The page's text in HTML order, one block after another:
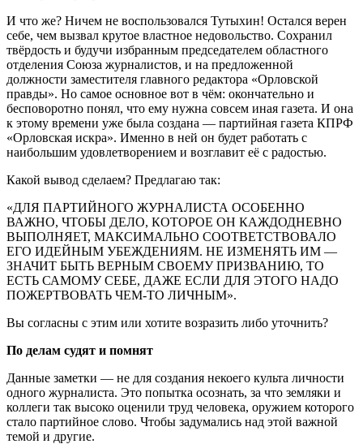
И что же? Ничем не воспользовался Тутыхин! Остался верен
себе, чем вызвал крутое властное недовольство. Сохранил
твёрдость и будучи избранным председателем областного
отделения Союза журналистов, и на предложенной
должности заместителя главного редактора «Орловской
правды». Но самое основное вот в чём: окончательно и
бесповоротно понял, что ему нужна совсем иная газета. И она
к этому времени уже была создана — партийная газета КПРФ
«Орловская искра». Именно в ней он будет работать с
наибольшим удовлетворением и возглавит её с радостью.
Какой вывод сделаем? Предлагаю так:
«ДЛЯ ПАРТИЙНОГО ЖУРНАЛИСТА ОСОБЕННО
ВАЖНО, ЧТОБЫ ДЕЛО, КОТОРОЕ ОН КАЖДОДНЕВНО
ВЫПОЛНЯЕТ, МАКСИМАЛЬНО СООТВЕТСТВОВАЛО
ЕГО ИДЕЙНЫМ УБЕЖДЕНИЯМ. НЕ ИЗМЕНЯТЬ ИМ —
ЗНАЧИТ БЫТЬ ВЕРНЫМ СВОЕМУ ПРИЗВАНИЮ, ТО
ЕСТЬ САМОМУ СЕБЕ, ДАЖЕ ЕСЛИ ДЛЯ ЭТОГО НАДО
ПОЖЕРТВОВАТЬ ЧЕМ-ТО ЛИЧНЫМ».
Вы согласны с этим или хотите возразить либо уточнить?
По делам судят и помнят
Данные заметки — не для создания некоего культа личности
одного журналиста. Это попытка осознать, за что земляки и
коллеги так высоко оценили труд человека, оружием которого
стало партийное слово. Чтобы задумались над этой важной
темой и другие.